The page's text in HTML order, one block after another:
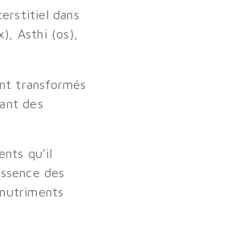
dans
Asthi (os),
transformés
des
qu’il
des